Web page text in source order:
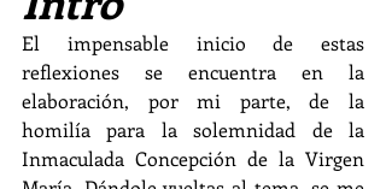
El impensable inicio de estas
reflexiones se encuentra en la
elaboración, por mi parte, de la
homilía para la solemnidad de la
Inmaculada Concepción de la Virgen